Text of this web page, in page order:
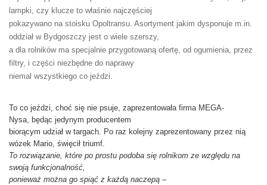
lampki, czy klucze to właśnie najczęściej
pokazywano na stoisku Opoltransu. Asortyment jakim dysponuje m.in.
oddział w Bydgoszczy jest o wiele szerszy,
a dla rolników ma specjalnie przygotowaną ofertę, od ogumienia, przez
filtry, i części niezbędne do naprawy
niemal wszystkiego co jeździ.
To co jeździ, choć się nie psuje, zaprezentowała firma MEGA-
Nysa, będąc jedynym producentem
biorącym udział w targach. Po raz kolejny zaprezentowany przez nią
wózek Mario, święcił triumf.
To rozwiązanie, które po prostu podoba się rolnikom ze względu na
swoją funkcjonalność,
ponieważ można go spiąć z każdą naczepą –